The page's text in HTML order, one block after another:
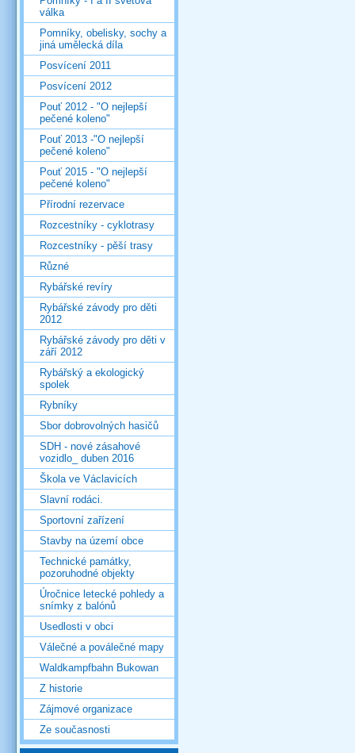
válka
Pomníky, obelisky, sochy a
jiná umělecká díla
Posvícení 2011
Posvícení 2012
Pouť 2012 - "O nejlepší
pečené koleno"
Pouť 2013 -"O nejlepší
pečené koleno"
Pouť 2015 - "O nejlepší
pečené koleno"
Přírodní rezervace
Rozcestníky - cyklotrasy
Rozcestníky - pěší trasy
Různé
Rybářské revíry
Rybářské závody pro děti
2012
Rybářské závody pro děti v
září 2012
Rybářský a ekologický
spolek
Rybníky
Sbor dobrovolných hasičů
SDH - nové zásahové
vozidlo_ duben 2016
Škola ve Václavicích
Slavní rodáci.
Sportovní zařízení
Stavby na území obce
Technické památky,
pozoruhodné objekty
Úročnice letecké pohledy a
snímky z balónů
Usedlosti v obci
Válečné a poválečné mapy
Waldkampfbahn Bukowan
Z historie
Zájmové organizace
Ze současnosti